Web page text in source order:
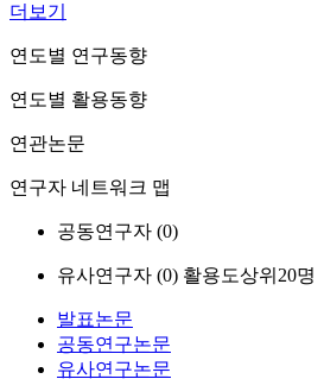
더보기
연도별 연구동향
연도별 활용동향
연관논문
연구자 네트워크 맵
공동연구자 (0)
유사연구자 (0) 활용도상위20명
발표논문
공동연구논문
유사연구논문